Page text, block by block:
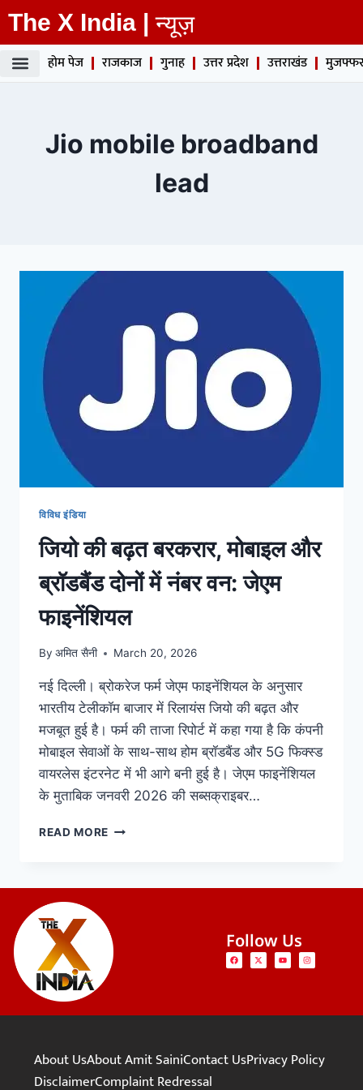
The X India | न्यूज़
होम पेज राजकाज गुनाह उत्तर प्रदेश उत्तराखंड
Jio mobile broadband
lead
विविध इंडिया
जियो की बढ़त बरकरार, मोबाइल और
ब्रॉडबैंड दोनों में नंबर वन: जेएम
फाइनेंशियल
By अमित सैनी March 20, 2026
नई दिल्ली। ब्रोकरेज फर्म जेएम फाइनेंशियल के अनुसार
भारतीय टेलीकॉम बाजार में रिलायंस जियो की बढ़त और
मजबूत हुई है। फर्म की ताजा रिपोर्ट में कहा गया है कि कंपनी
मोबाइल सेवाओं के साथ-साथ होम ब्रॉडबैंड और 5G फिक्स्ड
वायरलेस इंटरनेट में भी आगे बनी हुई है। जेएम फाइनेंशियल
के मुताबिक जनवरी 2026 की सब्सक्राइबर…
READ MORE
Follow Us
About UsAbout Amit SainiContact UsPrivacy Policy
DisclaimerComplaint Redressal